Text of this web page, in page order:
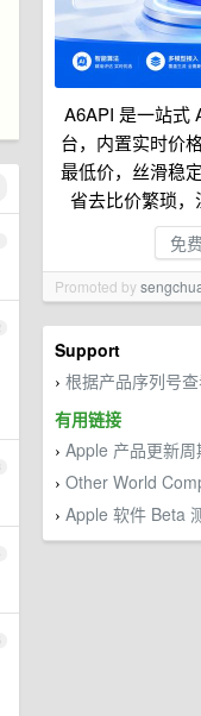
A6API 是一站式
台，内置实时价
最低价，丝滑稳
省去比价繁琐，
免
Promoted by
Support
› 根据产品序列号
有用链接
› Apple 产品更新周
› Other World
› Apple 软件 Beta